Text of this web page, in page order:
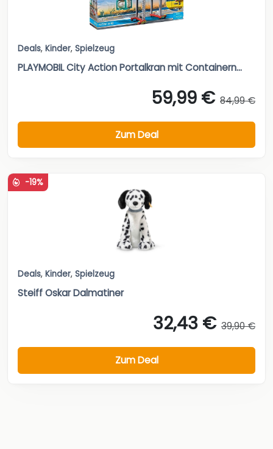
Deals, Kinder, Spielzeug
PLAYMOBIL City Action Portalkran mit Containern...
59,99 € 84,99 €
Zum Deal
-19%
Deals, Kinder, Spielzeug
Steiff Oskar Dalmatiner
32,43 € 39,90 €
Zum Deal